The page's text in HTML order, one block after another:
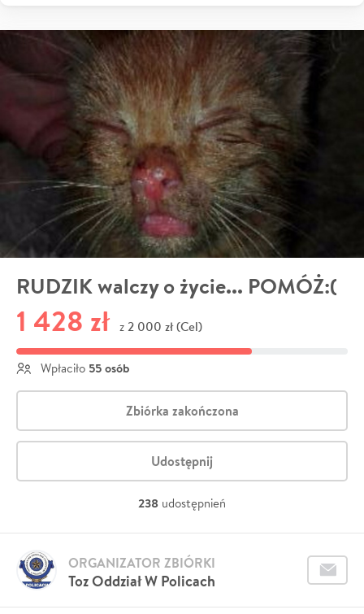
RUDZIK walczy o życie... POMÓŻ:(
1 428 zł z 2 000 zł (Cel)
Wpłaciło 55 osób
Zbiórka zakończona
Udostępnij
238 udostępnień
Toz Oddział W Policach
ORGANIZATOR ZBIÓRKI